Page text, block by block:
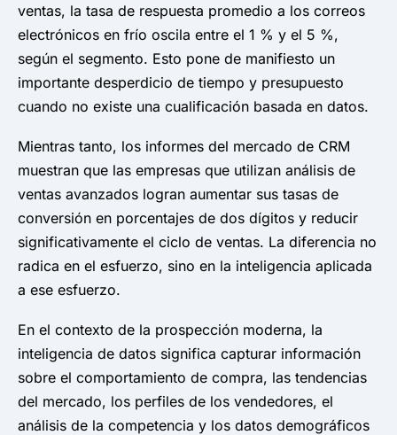
ventas, la tasa de respuesta promedio a los correos
electrónicos en frío oscila entre el 1 % y el 5 %,
según el segmento. Esto pone de manifiesto un
importante desperdicio de tiempo y presupuesto
cuando no existe una cualificación basada en datos.
Mientras tanto, los informes del mercado de CRM
muestran que las empresas que utilizan análisis de
ventas avanzados logran aumentar sus tasas de
conversión en porcentajes de dos dígitos y reducir
significativamente el ciclo de ventas. La diferencia no
radica en el esfuerzo, sino en la inteligencia aplicada
a ese esfuerzo.
En el contexto de la prospección moderna, la
inteligencia de datos significa capturar información
sobre el comportamiento de compra, las tendencias
del mercado, los perfiles de los vendedores, el
análisis de la competencia y los datos demográficos